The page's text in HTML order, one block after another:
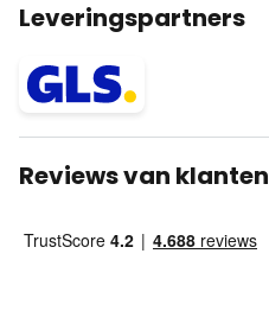
Leveringspartners
Reviews van klanten